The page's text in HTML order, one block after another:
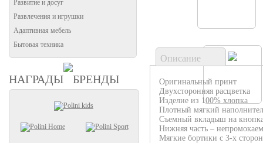
Развитие и досуг
Развлечения и игрушки
Адаптивная мебель
Бытовая техника
НАГРАДЫ БРЕНДЫ
Описание
Оригинальный принт
Двухсторонняя расцветка
Изделие из 100% хлопка
Плотный мягкий
Съемный вкладыш на
Нижняя часть –
Мягкие бортики с 3-х сторон